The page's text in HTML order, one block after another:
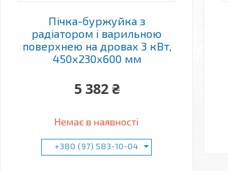
Пічка-буржуйка з
радіатором і варильною
поверхнею на дровах 3 кВт,
450х230х600 мм
5 382 ₴
Немає в наявності
+380 (97) 583-10-04